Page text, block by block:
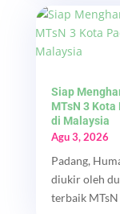
Siap
MTsN 3
di Malaysia
Agu 3, 2026
Padang,
diukir oleh
terbaik MTsN